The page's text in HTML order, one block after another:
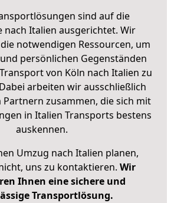
sind auf die
nach Italien ausgerichtet. Wir
notwendigen Ressourcen, um
persönlichen Gegenständen
von Köln nach Italien zu
arbeiten wir ausschließlich
zusammen, die sich mit
in Italien Transports bestens
auskennen.
Umzug nach Italien planen,
uns zu kontaktieren. Wir
Ihnen eine sichere und
Transportlösung.